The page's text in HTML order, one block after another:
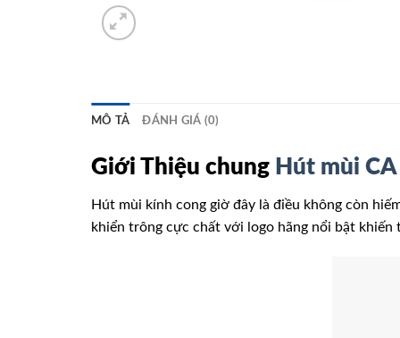
MÔ TẢ ĐÁNH GIÁ (0)
Giới Thiệu chung Hút mùi
Hút mùi kính cong giờ đây là điều không còn
khiển trông cực chất với logo hãng nổi bật khiến